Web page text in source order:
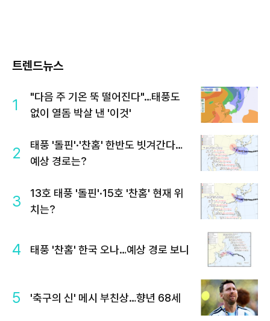
트렌드뉴스
1
"다음 주 기온 뚝 떨어진다"…태풍도
없이 열돔 박살 낸 '이것'
2
태풍 '돌핀'·'찬홈' 한반도 빗겨간다…
예상 경로는?
3
13호 태풍 '돌핀'·15호 '찬홈' 현재 위
치는?
4 태풍 '찬홈' 한국 오나…예상 경로 보니
5 '축구의 신' 메시 부친상…향년 68세